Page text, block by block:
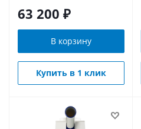
63 200 ₽
В корзину
Купить в 1 клик